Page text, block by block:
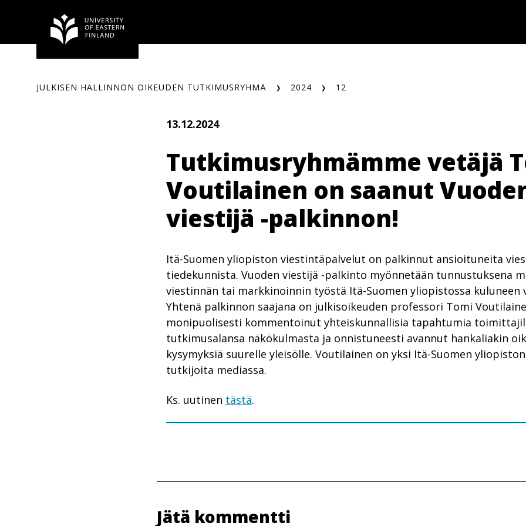
JULKISEN HALLINNON OIKEUDEN TUTKIMUSRYHMÄ 2024 12
13.12.2024
Tutkimusryhmämme vetäjä
Voutilainen on saanut
viestijä -palkinnon!
Itä-Suomen yliopiston viestintäpalvelut on palkinnut ansioituneita
tiedekunnista. Vuoden viestijä -palkinto myönnetään tunnustuksena
viestinnän tai markkinoinnin työstä Itä-Suomen yliopistossa kuluneen
Yhtenä palkinnon saajana on julkisoikeuden professori Tomi
monipuolisesti kommentoinut yhteiskunnallisia tapahtumia
tutkimusalansa näkökulmasta ja onnistuneesti avannut hankaliakin
kysymyksiä suurelle yleisölle. Voutilainen on yksi Itä-Suomen
tutkijoita mediassa.
Ks. uutinen tästä.
Jätä kommentti